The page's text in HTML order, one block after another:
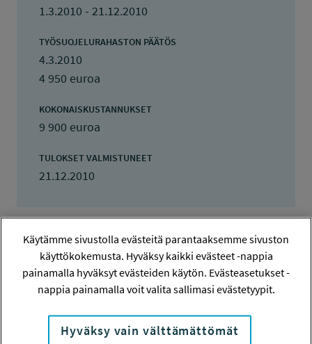
1.3.2010 - 21.12.2010
TYÖSUOJELURAHASTON PÄÄTÖS
4.3.2010
4 950 euroa
KOKONAISKUSTANNUKSET
9 900 euroa
TULOKSET VALMISTUNEET
21.12.2010
Tiivistelmä
tarkoituksena on aikuispedagoginen
Käytämme sivustolla evästeitä parantaaksemme sivuston
käyttökokemusta. Hyväksy kaikki evästeet -nappia
painamalla hyväksyt evästeiden käytön. Evästeasetukset -
nappia painamalla voit valita sallimasi evästetyypit.
Hyväksy vain välttämättömät